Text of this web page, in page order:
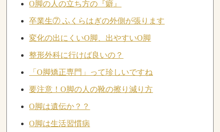
O脚の人の立ち方の『癖』
卒業生⑦ ふくらはぎの外側が張ります
変化の出にくいO脚、出やすいO脚
整形外科に行けば良いの？
「O脚矯正専門」って珍しいですね
要注意！O脚の人の靴の擦り減り方
O脚は遺伝か？？
O脚は生活習慣病